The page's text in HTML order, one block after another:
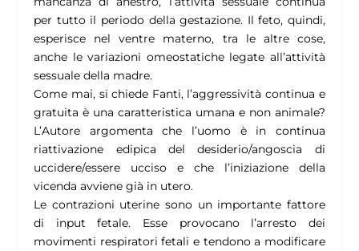
per tutto il periodo della gestazione. Il feto, quindi,
esperisce nel ventre materno, tra le altre cose,
anche le variazioni omeostatiche legate all’attività
sessuale della madre.
Come mai, si chiede Fanti, l’aggressività continua e
gratuita è una caratteristica umana e non animale?
L’Autore argomenta che l’uomo è in continua
riattivazione edipica del desiderio/angoscia di
uccidere/essere ucciso e che l’iniziazione della
vicenda avviene già in utero.
Le contrazioni uterine sono un importante fattore
di input fetale. Esse provocano l’arresto dei
movimenti respiratori fetali e tendono a modificare